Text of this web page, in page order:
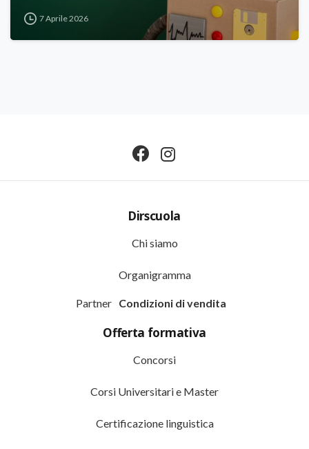
7 Aprile 2026
Dirscuola
Chi siamo
Organigramma
Partner Condizioni di vendita
Offerta formativa
Concorsi
Corsi Universitari e Master
Certificazione linguistica